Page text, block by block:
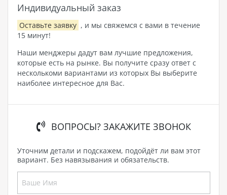
Индивидуальный заказ
Оставьте заявку , и мы свяжемся с вами в течение
15 минут!
Наши менджеры дадут вам лучшие предложения,
которые есть на рынке. Вы получите сразу ответ с
несколькоми вариантами из которых Вы выберите
наиболее интересное для Вас.
ВОПРОСЫ? ЗАКАЖИТЕ ЗВОНОК
Уточним детали и подскажем, подойдёт ли вам этот
вариант. Без навязывания и обязательств.